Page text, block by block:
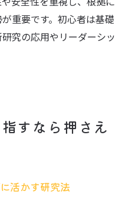
重要です。初心者は基礎
究の応用やリーダーシッ
すなら押さえ
活かす研究法